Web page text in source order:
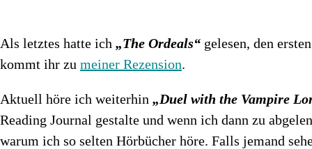
Als letztes hatte ich „The Ordeals“ gelesen, den
kommt ihr zu meiner Rezension.
Aktuell höre ich weiterhin „Duel with the Vampire
Reading Journal gestalte und wenn ich dann zu
warum ich so selten Hörbücher höre. Falls jemand